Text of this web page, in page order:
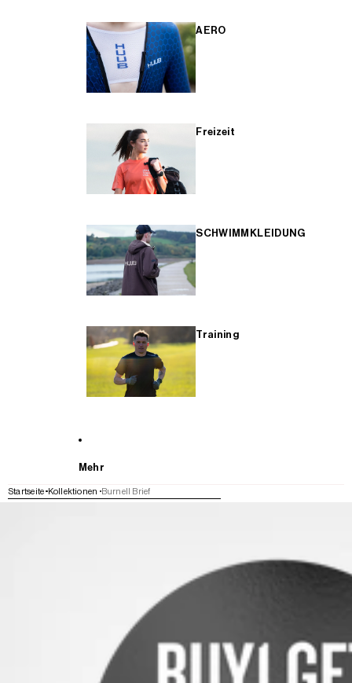
AERO
Freizeit
SCHWIMMKLEIDUNG
Training
Mehr
Startseite Kollektionen Burnell Brief
WEITER ZU DEN PRODUKTINFORMATIONEN